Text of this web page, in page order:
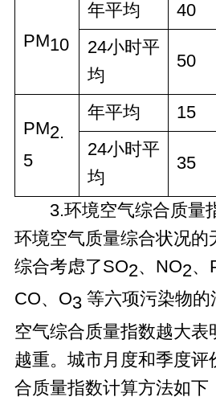
PM10
年平均 40
24小时平
均
50
PM2.
5
年平均 15
24小时平
均
35
3.环境空气综合质量
环境空气质量综合状况的
综合考虑了SO2、NO2、
CO、O3 等六项污染物
空气综合质量指数越大表
越重。城市月度和季度评
合质量指数计算方法如下